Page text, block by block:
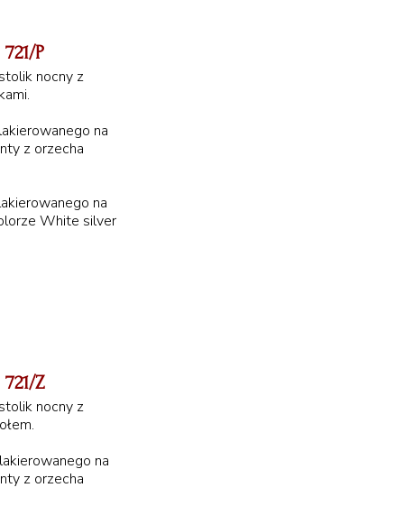
P
nocny z
na
z orzecha
na
White silver
Z
nocny z
na
z orzecha